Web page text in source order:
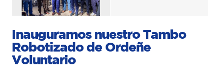
Inauguramos nuestro Tambo
Robotizado de Ordeñe
Voluntario